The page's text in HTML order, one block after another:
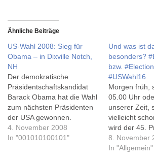
Ähnliche Beiträge
US-Wahl 2008: Sieg für
Obama – in Dixville Notch,
NH
Der demokratische
Präsidentschaftskandidat
Barack Obama hat die Wahl
zum nächsten Präsidenten
der USA gewonnen.
Zumindest schon mal in
Dixville Notch, New
4. November 2008
In "001010100101"
Und was ist
besonders?
bzw.
#USWahl16
Morgen früh,
05.00 Uhr
unserer Zeit,
vielleicht
wird der 45.
USA - oder
Präsidentin?
8. November
In "Allgemein"